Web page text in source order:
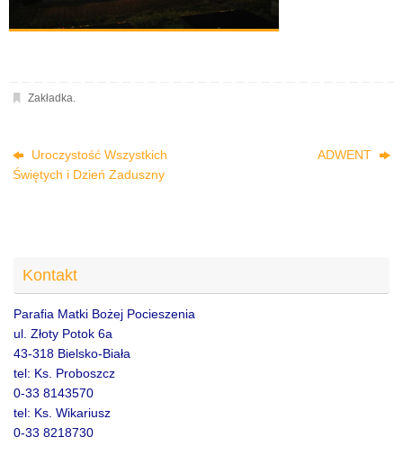
Zakładka.
Uroczystość Wszystkich
Świętych i Dzień Zaduszny
ADWENT
Kontakt
Parafia Matki Bożej Pocieszenia
ul. Złoty Potok 6a
43-318 Bielsko-Biała
tel: Ks. Proboszcz
0-33 8143570
tel: Ks. Wikariusz
0-33 8218730